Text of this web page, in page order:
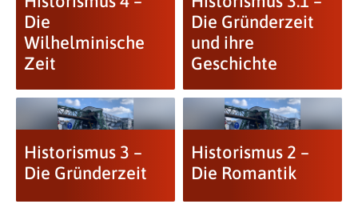
Die
Wilhelminische
Zeit
Die Gründerzeit
und ihre
Geschichte
Historismus 3 –
Die Gründerzeit
Historismus 2 –
Die Romantik